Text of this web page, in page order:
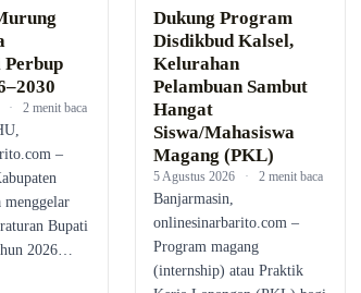
Perbup
· 2 menit baca
–
menggelar
Bupati
2026…
Dukung Program
Disdikbud Kalsel,
Kelurahan
Pelambuan Sambut
Hangat
Siswa/Mahasiswa
Magang (PKL)
5 Agustus 2026 · 2 menit baca
Banjarmasin,
onlinesinarbarito.com –
Program magang
(internship) atau Praktik